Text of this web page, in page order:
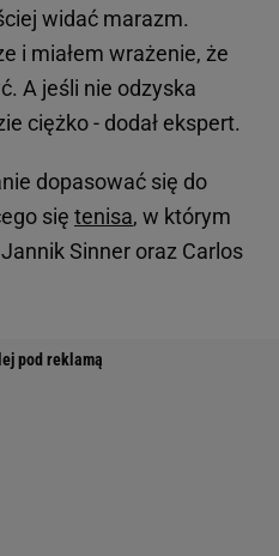
widać marazm.
i miałem wrażenie, że
A jeśli nie odzyska
ciężko - dodał ekspert.
dopasować się do
się tenisa, w którym
Sinner oraz Carlos